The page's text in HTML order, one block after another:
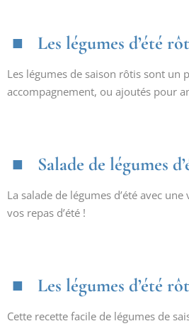
Les légumes d’été
Les légumes de saison rôtis sont un
accompagnement, ou ajoutés pour
Salade de légumes
La salade de légumes d’été avec
vos repas d’été !
Les légumes d’été
Cette recette facile de légumes de